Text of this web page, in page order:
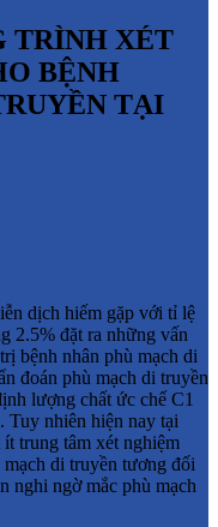
TRÌNH XÉT
BỆNH
TẠI
dịch hiếm gặp với tỉ lệ
2.5% đặt ra những vấn
bệnh nhân phù mạch di
đoán phù mạch di truyền
lượng chất ức chế C1
Tuy nhiên hiện nay tại
trung tâm xét nghiệm
di truyền tương đối
nghi ngờ mắc phù mạch